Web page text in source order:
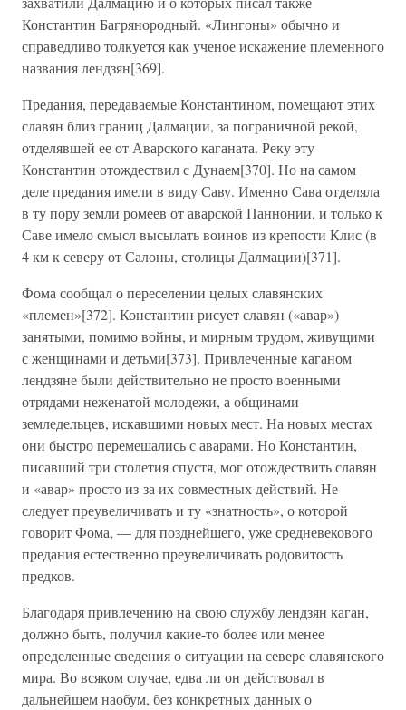
Константин Багрянородный. «Лингоны» обычно и
справедливо толкуется как ученое искажение племенного
названия лендзян[369].
Предания, передаваемые Константином, помещают этих
славян близ границ Далмации, за пограничной рекой,
отделявшей ее от Аварского каганата. Реку эту
Константин отождествил с Дунаем[370]. Но на самом
деле предания имели в виду Саву. Именно Сава отделяла
в ту пору земли ромеев от аварской Паннонии, и только к
Саве имело смысл высылать воинов из крепости Клис (в
4 км к северу от Салоны, столицы Далмации)[371].
Фома сообщал о переселении целых славянских
«племен»[372]. Константин рисует славян («авар»)
занятыми, помимо войны, и мирным трудом, живущими
с женщинами и детьми[373]. Привлеченные каганом
лендзяне были действительно не просто военными
отрядами неженатой молодежи, а общинами
земледельцев, искавшими новых мест. На новых местах
они быстро перемешались с аварами. Но Константин,
писавший три столетия спустя, мог отождествить славян
и «авар» просто из-за их совместных действий. Не
следует преувеличивать и ту «знатность», о которой
говорит Фома, — для позднейшего, уже средневекового
предания естественно преувеличивать родовитость
предков.
Благодаря привлечению на свою службу лендзян каган,
должно быть, получил какие-то более или менее
определенные сведения о ситуации на севере славянского
мира. Во всяком случае, едва ли он действовал в
дальнейшем наобум, без конкретных данных о